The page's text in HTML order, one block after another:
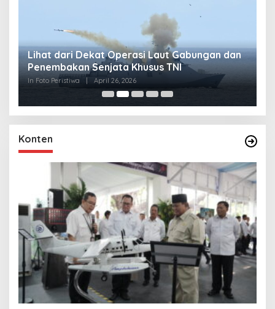
Lihat dari Dekat Operasi Laut Gabungan dan
Penembakan Senjata Khusus TNI
In Foto Peristiwa April 26, 2026
Konten